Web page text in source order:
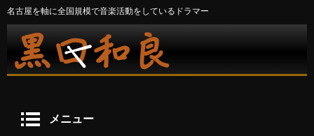
名古屋を軸に全国規模で音楽活動をしているドラマー
メニュー